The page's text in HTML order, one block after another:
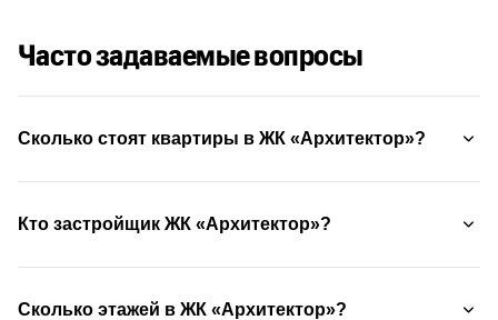
Часто задаваемые вопросы
Сколько стоят квартиры в ЖК «Архитектор»?
Кто застройщик ЖК «Архитектор»?
Сколько этажей в ЖК «Архитектор»?